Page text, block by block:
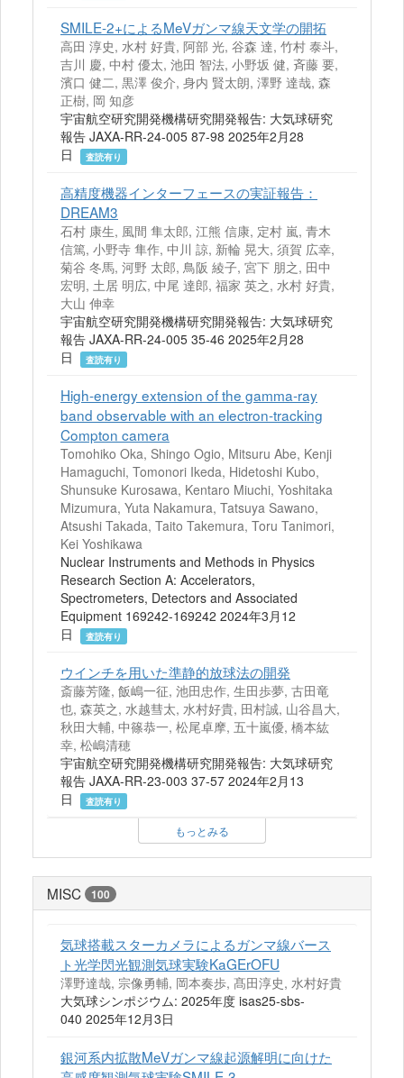
SMILE-2+によるMeVガンマ線天文学の開拓
高田 淳史, 水村 好貴, 阿部 光, 谷森 達, 竹村 泰斗,
吉川 慶, 中村 優太, 池田 智法, 小野坂 健, 斉藤 要,
濱口 健二, 黒澤 俊介, 身内 賢太朗, 澤野 達哉, 森
正樹, 岡 知彦
宇宙航空研究開発機構研究開発報告: 大気球研究
報告 JAXA-RR-24-005 87-98 2025年2月28
日
査読有り
高精度機器インターフェースの実証報告：
DREAM3
石村 康生, 風間 隼太郎, 江熊 信康, 定村 嵐, 青木
信篤, 小野寺 隼作, 中川 諒, 新輪 晃大, 須賀 広幸,
菊谷 冬馬, 河野 太郎, 鳥阪 綾子, 宮下 朋之, 田中
宏明, 土居 明広, 中尾 達郎, 福家 英之, 水村 好貴,
大山 伸幸
宇宙航空研究開発機構研究開発報告: 大気球研究
報告 JAXA-RR-24-005 35-46 2025年2月28
日
査読有り
High-energy extension of the gamma-ray
band observable with an electron-tracking
Compton camera
Tomohiko Oka, Shingo Ogio, Mitsuru Abe, Kenji
Hamaguchi, Tomonori Ikeda, Hidetoshi Kubo,
Shunsuke Kurosawa, Kentaro Miuchi, Yoshitaka
Mizumura, Yuta Nakamura, Tatsuya Sawano,
Atsushi Takada, Taito Takemura, Toru Tanimori,
Kei Yoshikawa
Nuclear Instruments and Methods in Physics
Research Section A: Accelerators,
Spectrometers, Detectors and Associated
Equipment 169242-169242 2024年3月12
日
査読有り
ウインチを用いた準静的放球法の開発
斎藤芳隆, 飯嶋一征, 池田忠作, 生田歩夢, 古田竜
也, 森英之, 水越彗太, 水村好貴, 田村誠, 山谷昌大,
秋田大輔, 中篠恭一, 松尾卓摩, 五十嵐優, 橋本紘
幸, 松嶋清穂
宇宙航空研究開発機構研究開発報告: 大気球研究
報告 JAXA-RR-23-003 37-57 2024年2月13
日
査読有り
もっとみる
MISC 100
気球搭載スターカメラによるガンマ線バース
ト光学閃光観測気球実験KaGErOFU
澤野達哉, 宗像勇輔, 岡本奏歩, 髙田淳史, 水村好貴
大気球シンポジウム: 2025年度 isas25-sbs-
040 2025年12月3日
銀河系内拡散MeVガンマ線起源解明に向けた